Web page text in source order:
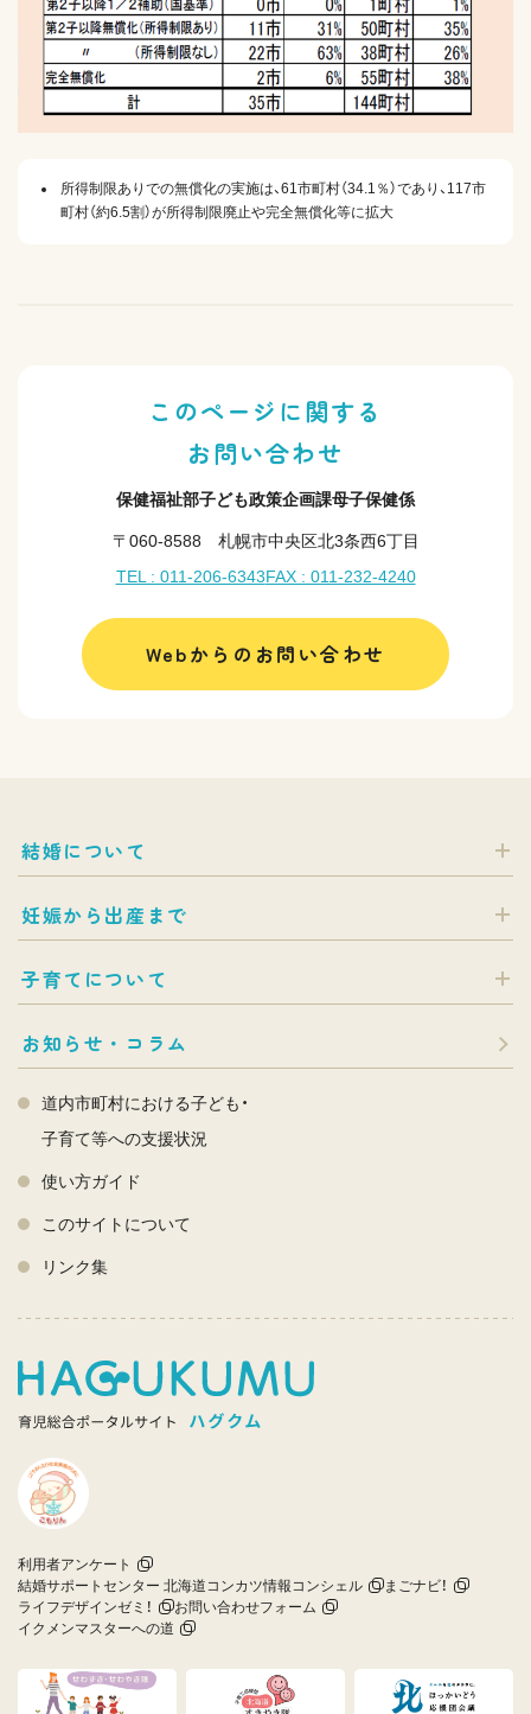
所得制限ありでの無償化の実施は、61市町村（34.1％）であり、117市
町村（約6.5割）が所得制限廃止や完全無償化等に拡大
このページに関する
お問い合わせ
保健福祉部子ども政策企画課母子保健係
〒060-8588 札幌市中央区北3条西6丁目
TEL : 011-206-6343FAX : 011-232-4240
Webからのお問い合わせ
結婚について
妊娠から出産まで
子育てについて
お知らせ・コラム
道内市町村における子ども・
子育て等への支援状況
使い方ガイド
このサイトについて
リンク集
利用者アンケート
結婚サポートセンター 北海道コンカツ情報コンシェル
まごナビ！
ライフデザインゼミ！
お問い合わせフォーム
イクメンマスターへの道